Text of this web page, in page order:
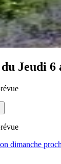
Jeudi 6
dimanche